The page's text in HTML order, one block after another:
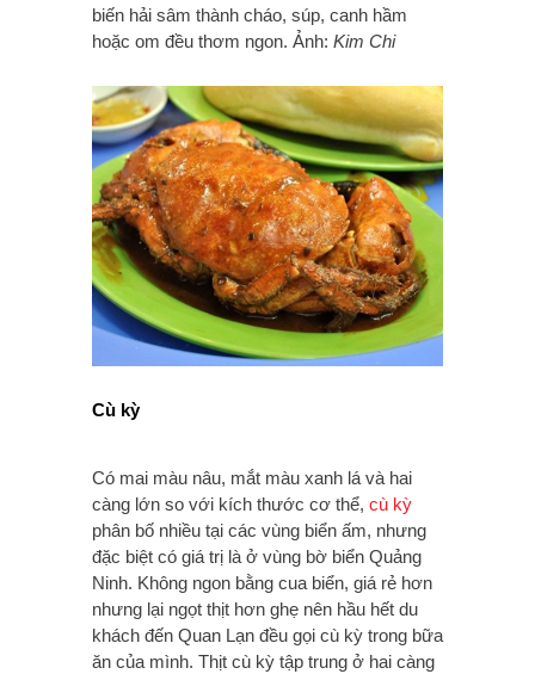
biến hải sâm thành cháo, súp, canh hầm
hoặc om đều thơm ngon. Ảnh: Kim Chi
Cù kỳ
Có mai màu nâu, mắt màu xanh lá và hai
càng lớn so với kích thước cơ thể, cù kỳ
phân bố nhiều tại các vùng biển ấm, nhưng
đặc biệt có giá trị là ở vùng bờ biển Quảng
Ninh. Không ngon bằng cua biển, giá rẻ hơn
nhưng lại ngọt thịt hơn ghẹ nên hầu hết du
khách đến Quan Lạn đều gọi cù kỳ trong bữa
ăn của mình. Thịt cù kỳ tập trung ở hai càng